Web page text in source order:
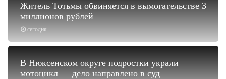
сегодня
Житель Тотьмы обвиняется в вымогательстве 3
миллионов рублей
В Нюксенском округе подростки украли
мотоцикл — дело направлено в суд